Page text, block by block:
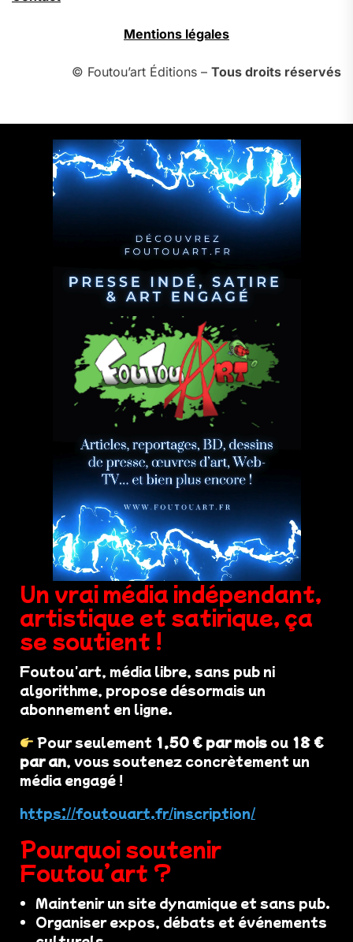
Mentions légales
© Foutou’art Éditions – Tous droits réservés
Un vrai média indépendant,
artistique et satirique, ça
se soutient !
Foutou'art, média libre, sans pub ni
algorithme, propose désormais un
abonnement en ligne.
Pour seulement 1,50 € par mois ou 18 €
par an, vous soutenez concrètement un
média engagé !
https://foutouart.fr/inscription/
Pourquoi soutenir
Foutou’art ?
Maintenir un site dynamique et sans pub.
Organiser expos, débats et événements